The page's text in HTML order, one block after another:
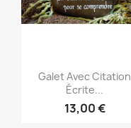
Aperçu rapide
Galet Avec Citation
Écrite...
13,00 €